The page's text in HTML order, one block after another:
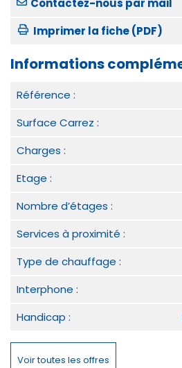
Contactez-nous par mail
Imprimer la fiche (PDF)
Informations
Référence :
Surface Carrez :
Charges :
Etage :
Nombre d’étages :
Services à proximité :
Type de chauffage :
Interphone :
Handicap :
Voir toutes les offres